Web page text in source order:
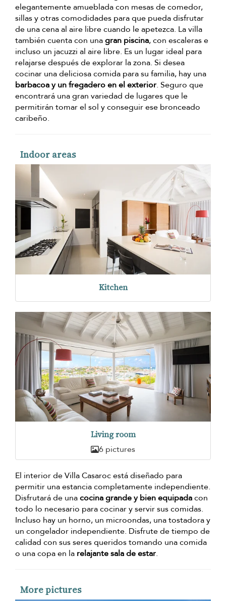
elegantemente amueblada con mesas de comedor,
sillas y otras comodidades para que pueda disfrutar
de una cena al aire libre cuando le apetezca. La villa
también cuenta con unagran piscina, con escaleras e
incluso un jacuzzi al aire libre. Es un lugar ideal para
relajarse después de explorar la zona. Si desea
cocinar una deliciosa comida para su familia, hay una
barbacoa y un fregadero en el exterior. Seguro que
encontrará una gran variedad de lugares que le
permitirán tomar el sol y conseguir ese bronceado
caribeño.
Indoor areas
Kitchen
Living room
6 pictures
El interior de Villa Casaroc está diseñado para
permitir una estancia completamente independiente.
Disfrutará de unacocina grande y bien equipadacon
todo lo necesario para cocinar y servir sus comidas.
Incluso hay un horno, un microondas, una tostadora y
un congelador independiente. Disfrute de tiempo de
calidad con sus seres queridos tomando una comida
o una copa en la relajante sala de estar.
More pictures